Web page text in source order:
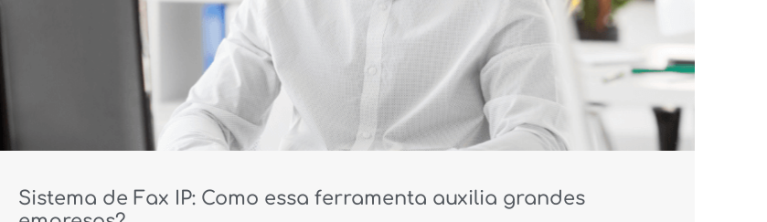
Sistema de Fax IP: Como essa ferramenta auxilia grandes